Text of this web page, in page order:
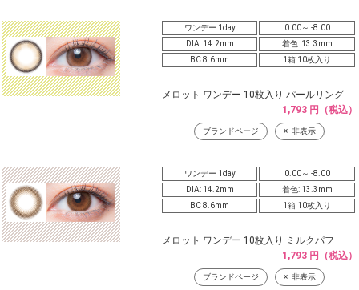
ワンデー 1day
0.00～ -8.00
DIA: 14.2mm
着色: 13.3mm
BC 8.6mm
1箱 10枚入り
メロット ワンデー 10枚入り パールリング
1,793 円（税込）
ブランドページ 非表示
ワンデー 1day
0.00～ -8.00
DIA: 14.2mm
着色: 13.3mm
BC 8.6mm
1箱 10枚入り
メロット ワンデー 10枚入り ミルクパフ
1,793 円（税込）
ブランドページ 非表示